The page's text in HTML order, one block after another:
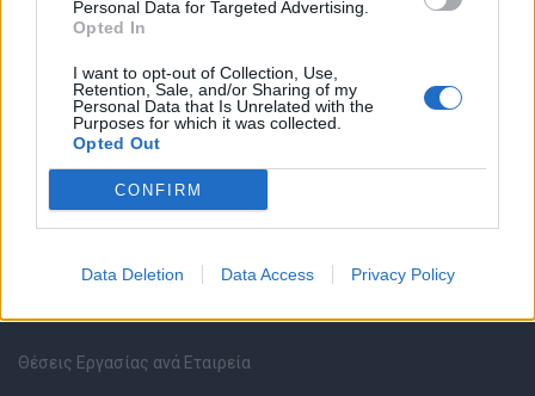
Personal Data for Targeted Advertising.
Opted In
I want to opt-out of Collection, Use,
Retention, Sale, and/or Sharing of my
Personal Data that Is Unrelated with the
Purposes for which it was collected.
Opted Out
CONFIRM
Data Deletion Data Access Privacy Policy
Θέσεις εργασίας
Θέσεις Εργασίας ανά Εταιρεία